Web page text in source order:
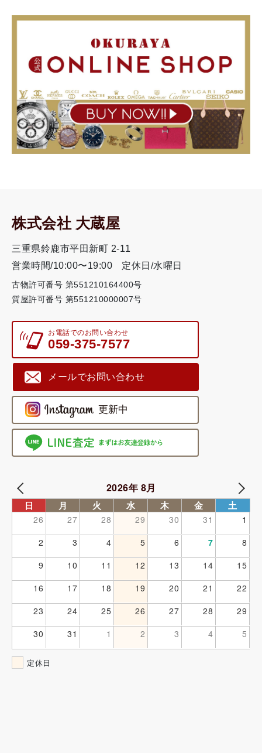
株式会社 大蔵屋
三重県鈴鹿市平田新町 2-11
営業時間/10:00〜19:00
定休日/水曜日
古物許可番号 第551210164400号
質屋許可番号 第551210000007号
お電話でのお問い合わせ
059-375-7577
メールでお問い合わせ
2026年 8月
日 月 火 水 木 金 土
26 27 28 29 30 31
1
2
3 4 5 6 7
8
9
10 11 12 13 14
15
16
17 18 19 20 21
22
23
24 25 26 27 28
29
30
31 1 2 3 4 5
定休日